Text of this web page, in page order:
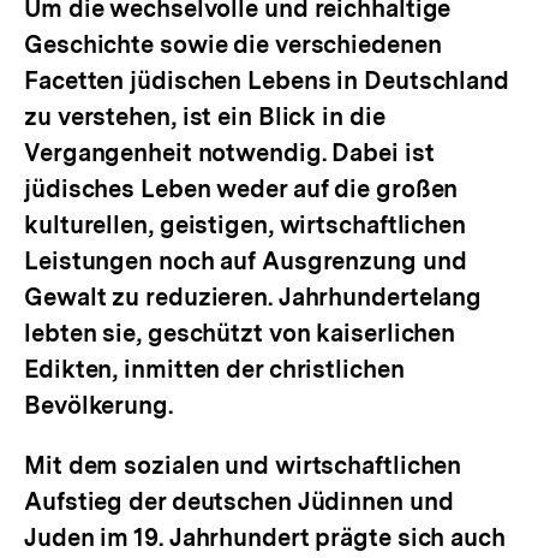
Um die wechselvolle und reichhaltige
Geschichte sowie die verschiedenen
Facetten jüdischen Lebens in Deutschland
zu verstehen, ist ein Blick in die
Vergangenheit notwendig. Dabei ist
jüdisches Leben weder auf die großen
kulturellen, geistigen, wirtschaftlichen
Leistungen noch auf Ausgrenzung und
Gewalt zu reduzieren. Jahrhundertelang
lebten sie, geschützt von kaiserlichen
Edikten, inmitten der christlichen
Bevölkerung.
Mit dem sozialen und wirtschaftlichen
Aufstieg der deutschen Jüdinnen und
Juden im 19. Jahrhundert prägte sich auch